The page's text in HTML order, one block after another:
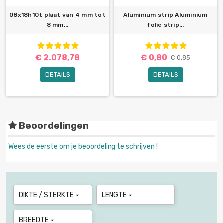
08x18h10t plaat van 4 mm tot
8 mm...
€ 2.078,78
DETAILS
Aluminium strip Aluminium
folie strip...
€ 0,80 € 0,85
DETAILS
Beoordelingen
Wees de eerste om je beoordeling te schrijven !
DIKTE / STERKTE  LENGTE 
BREEDTE 